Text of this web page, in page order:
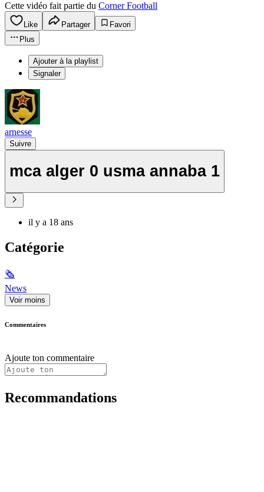
Cette vidéo fait partie du Corner Football
Like Partager
Favori
Plus
Ajouter à la playlist
Signaler
arnesse
Suivre
mca alger 0 usma annaba 1
il y a 18 ans
Catégorie
🗞
News
Voir moins
Commentaires
Ajoute ton commentaire
Recommandations